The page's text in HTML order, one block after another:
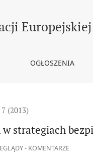
Europejskiej
OGŁOSZENIA
(2013)
strategiach
- KOMENTARZE